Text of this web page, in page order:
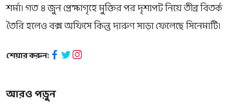
শর্মা। গত ৪ জুন প্রেক্ষাগৃহে মুক্তির পর দৃশ্যপট নিয়ে তীব্র বিতর্ক
তৈরি হলেও বক্স অফিসে কিন্তু দারুণ সাড়া ফেলেছে সিনেমাটি।
শেয়ার করুন:
আরও পড়ুন